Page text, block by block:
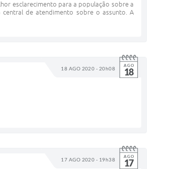
esclarecimento para a população sobre a
central de atendimento sobre o assunto. A
18 AGO 2020 - 20h08 AGO
18
17 AGO 2020 - 19h38 AGO
17